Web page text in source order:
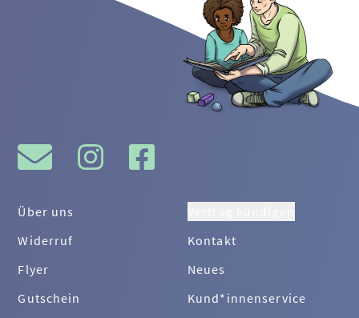
Über uns
Widerruf
Kontakt
Flyer
Neues
Gutschein
Kund*innenservice